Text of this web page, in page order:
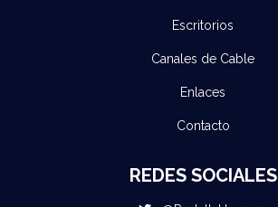
Escritorios
Canales de Cable
Enlaces
Contacto
REDES SOCIALES